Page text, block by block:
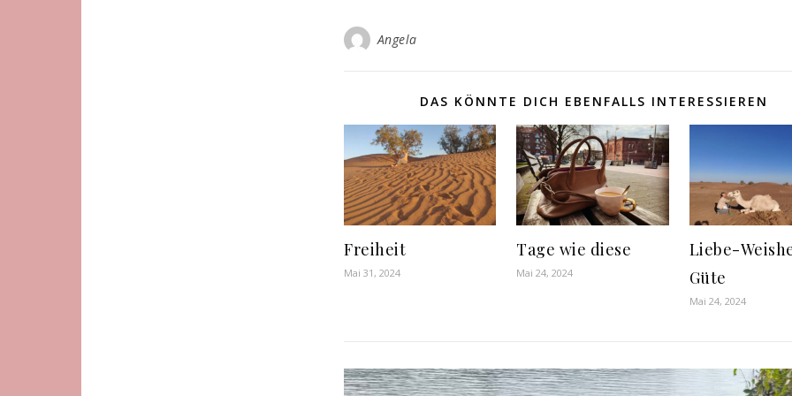
Angela
DAS KÖNNTE DICH EBENFALLS INTERESSIEREN
Freiheit
Mai 31, 2024
Tage wie diese
Mai 24, 2024
Liebe-
Güte
Mai 24, 2024